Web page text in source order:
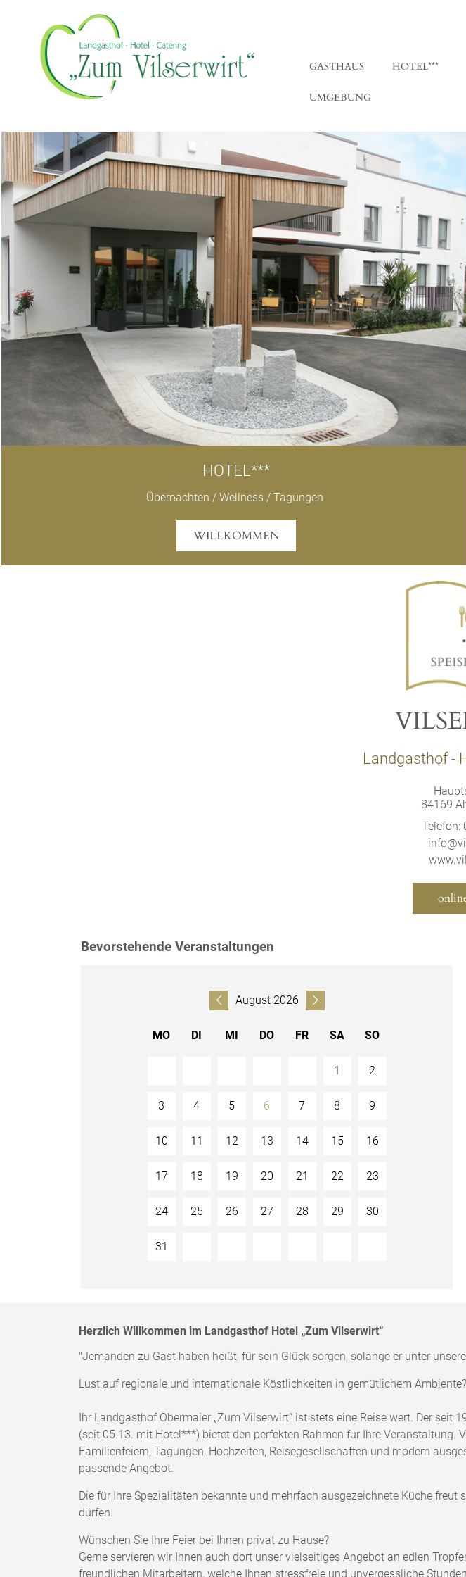
GASTHAUS HOTEL***
UMGEBUNG
HOTEL***
Übernachten / Wellness / Tagungen
WILLKOMMEN
Landgasthof -
84169
Telefon:
Bevorstehende Veranstaltungen
 August 2026 
MO DI MI DO FR SA SO
1 2
3 4 5 6 7 8 9
10 11 12 13 14 15 16
17 18 19 20 21 22 23
24 25 26 27 28 29 30
31
Herzlich Willkommen im Landgasthof Hotel „Zum Vilserwirt“
"Jemanden zu Gast haben heißt, für sein Glück sorgen, solange er unter
Lust auf regionale und internationale Köstlichkeiten in gemütlichem Ambiente?
Ihr Landgasthof Obermaier „Zum Vilserwirt“ ist stets eine Reise wert. Der seit
(seit 05.13. mit Hotel***) bietet den perfekten Rahmen für Ihre Veranstaltung.
Familienfeiern, Tagungen, Hochzeiten, Reisegesellschaften und modern
passende Angebot.
Die für Ihre Spezialitäten bekannte und mehrfach ausgezeichnete Küche freut
dürfen.
Wünschen Sie Ihre Feier bei Ihnen privat zu Hause?
Gerne servieren wir Ihnen auch dort unser vielseitiges Angebot an edlen
freundlichen Mitarbeitern, welche Ihnen stressfreie und unvergessliche